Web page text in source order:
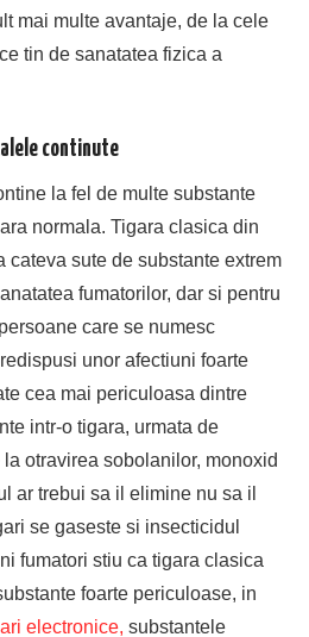
mai multe avantaje, de la cele
tin de sanatatea fizica a
continute
la fel de multe substante
normala. Tigara clasica din
cateva sute de substante extrem
fumatorilor, dar si pentru
care se numesc
unor afectiuni foarte
cea mai periculoasa dintre
intr-o tigara, urmata de
otravirea sobolanilor, monoxid
ar trebui sa il elimine nu sa il
se gaseste si insecticidul
fumatori stiu ca tigara clasica
foarte periculoase, in
electronice, substantele